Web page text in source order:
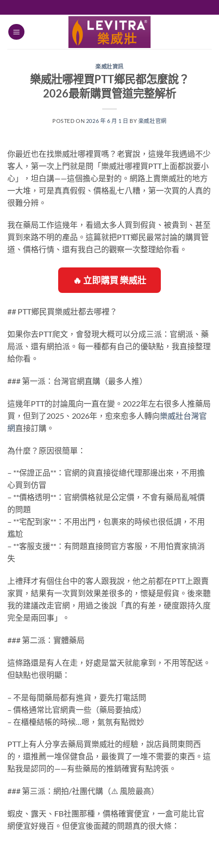
楽威壯資訊
樂威壯哪裡買PTT鄉民都怎麼說？
2026最新購買管道完整解析
POSTED ON 2026 年 6 月 1 日 BY 楽威壯官網
你最近也在找樂威壯哪裡買嗎？老實說，這幾年我遇過不少
客人，第一次上門就是問「樂威壯哪裡買PTT上面都說要小
心」，坦白講——這個擔心是對的。網路上賣樂威壯的地方
一大堆，可是真真假假、價格亂七八糟，第一次買的人真的
很難分辨。
我在藥局工作這幾年，看過太多人買到假貨、被貴到、甚至
買到來路不明的產品。這篇就把PTT鄉民最常討論的購買管
道、價格行情、還有我自己的觀察一次整理給你看。
🔥 立即購買 樂威壯
## PTT鄉民買樂威壯都去哪裡？
如果你去PTT爬文，會發現大概可以分成三派：官網派、藥
局派、還有網拍派。每一種都有自己的優缺點，我直接整理
給你看。
### 第一派：台灣官網直購（最多人推）
這幾年PTT的討論風向一直在變。2022年左右很多人推藥局
買，但到了2025、2026年，愈來愈多人轉向樂威壯台灣官
網直接訂購。
為什麼？原因很簡單：
– **保證正品**：官網的貨直接從總代理那邊出來，不用擔
心買到仿冒
– **價格透明**：官網價格就是公定價，不會有藥局亂喊價
的問題
– **宅配到家**：不用出門，包裹來的時候也很低調，不用
尷尬
– **客服支援**：有問題直接問官方客服，不用怕賣家搞消
失
上禮拜才有個住台中的客人跟我說，他之前都在PTT上跟賣
家買，結果有一次買到效果差很多的，懷疑是假貨。後來聽
我的建議改走官網，用過之後說「真的有差，硬度跟持久度
完全是兩回事」。
### 第二派：實體藥局
這條路還是有人在走，好處是當天就能拿到，不用等配送。
但缺點也很明顯：
– 不是每間藥局都有進貨，要先打電話問
– 價格通常比官網貴一些（藥局要抽成）
– 在櫃檯結帳的時候…嗯，氣氛有點微妙
PTT上有人分享去藥局買樂威壯的經驗，說店員問東問西
的，還推薦一堆保健食品，最後買了一堆不需要的東西。這
點我是認同的——有些藥局的推銷確實有點誇張。
### 第三派：網拍/社團代購（⚠️ 風險最高）
蝦皮、露天、FB社團那種，價格確實便宜，一盒可能比官
網便宜好幾百。但便宜後面藏的問題真的很大條：